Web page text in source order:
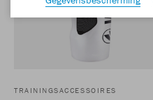
TRAININGSACCESSOIRES